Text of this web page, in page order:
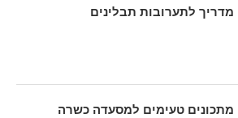
מדריך לתערובות תבלינים
מתכונים טעימים למסעדה כשרה